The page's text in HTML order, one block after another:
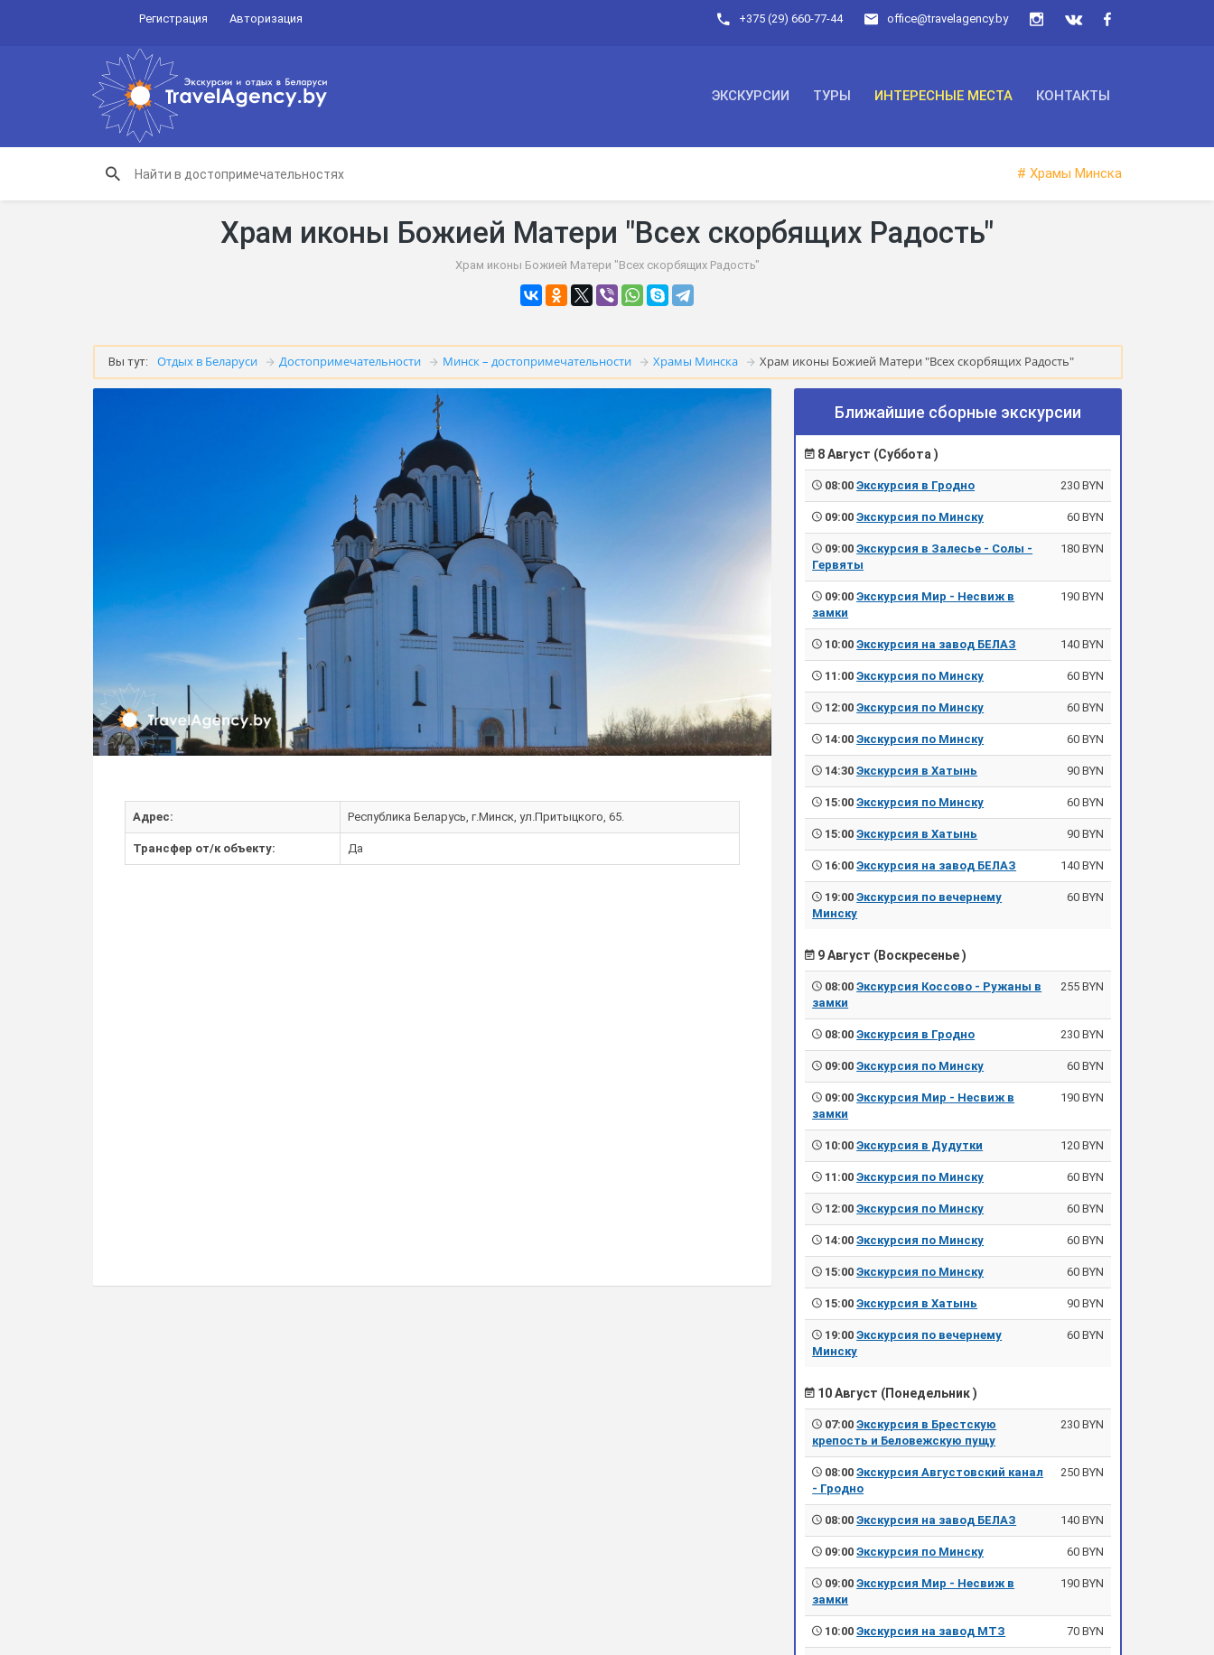
Регистрация Авторизация office@travelagency.by
+375 (29) 660-77-44
ЭКСКУРСИИ ТУРЫ ИНТЕРЕСНЫЕ МЕСТА КОНТАКТЫ
# Храмы Минска
Храм иконы Божией Матери "Всех скорбящих Радость"
Храм иконы Божией Матери "Всех скорбящих Радость"
Вы тут: Отдых в Беларуси Достопримечательности Минск – достопримечательности Храмы Минска Храм иконы Божией Матери "Всех скорбящих Радость"
Адрес: Республика Беларусь, г.Минск, ул.Притыцкого, 65.
Трансфер от/к объекту: Да
Ближайшие сборные экскурсии
8 Август (Суббота )
08:00Экскурсия в Гродно 230 BYN
09:00Экскурсия по Минску 60 BYN
09:00Экскурсия в Залесье - Солы -
Гервяты
180 BYN
09:00Экскурсия Мир - Несвиж в
замки
190 BYN
10:00Экскурсия на завод БЕЛАЗ 140 BYN
11:00Экскурсия по Минску 60 BYN
12:00Экскурсия по Минску 60 BYN
14:00Экскурсия по Минску 60 BYN
14:30Экскурсия в Хатынь 90 BYN
15:00Экскурсия по Минску 60 BYN
15:00Экскурсия в Хатынь 90 BYN
16:00Экскурсия на завод БЕЛАЗ 140 BYN
19:00Экскурсия по вечернему
Минску
60 BYN
9 Август (Воскресенье )
08:00Экскурсия Коссово - Ружаны в
замки
255 BYN
08:00Экскурсия в Гродно 230 BYN
09:00Экскурсия по Минску 60 BYN
09:00Экскурсия Мир - Несвиж в
замки
190 BYN
10:00Экскурсия в Дудутки 120 BYN
11:00Экскурсия по Минску 60 BYN
12:00Экскурсия по Минску 60 BYN
14:00Экскурсия по Минску 60 BYN
15:00Экскурсия по Минску 60 BYN
15:00Экскурсия в Хатынь 90 BYN
19:00Экскурсия по вечернему
Минску
60 BYN
10 Август (Понедельник )
07:00Экскурсия в Брестскую
крепость и Беловежскую пущу
230 BYN
08:00Экскурсия Августовский канал
- Гродно
250 BYN
08:00Экскурсия на завод БЕЛАЗ 140 BYN
09:00Экскурсия по Минску 60 BYN
09:00Экскурсия Мир - Несвиж в
замки
190 BYN
10:00Экскурсия на завод МТЗ 70 BYN